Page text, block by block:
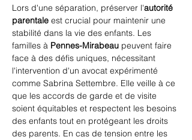
Lors d'une séparation, préserver l'autorité
parentale est crucial pour maintenir une
stabilité dans la vie des enfants. Les
familles à Pennes-Mirabeau peuvent faire
face à des défis uniques, nécessitant
l'intervention d'un avocat expérimenté
comme Sabrina Settembre. Elle veille à ce
que les accords de garde et de visite
soient équitables et respectent les besoins
des enfants tout en protégeant les droits
des parents. En cas de tension entre les